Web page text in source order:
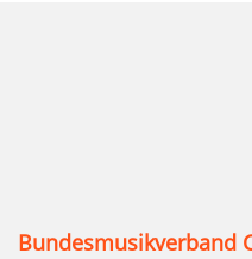
Bundesmusikverband